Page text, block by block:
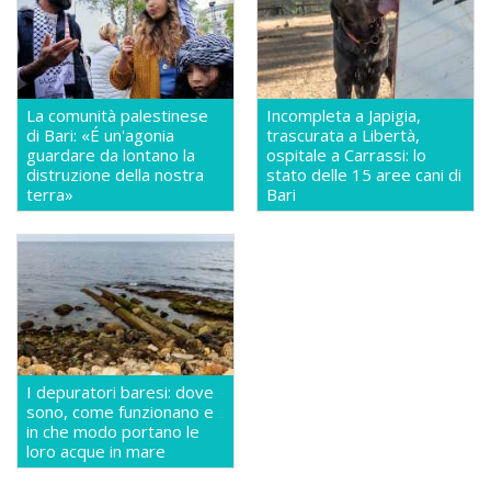
La comunità palestinese
di Bari: «É un'agonia
guardare da lontano la
distruzione della nostra
terra»
Incompleta a Japigia,
trascurata a Libertà,
ospitale a Carrassi: lo
stato delle 15 aree cani di
Bari
I depuratori baresi: dove
sono, come funzionano e
in che modo portano le
loro acque in mare